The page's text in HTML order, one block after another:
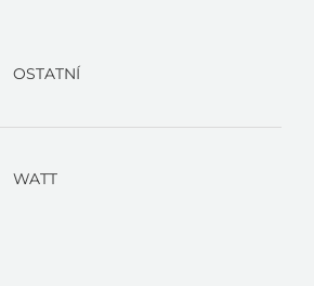
OSTATNÍ
WATT